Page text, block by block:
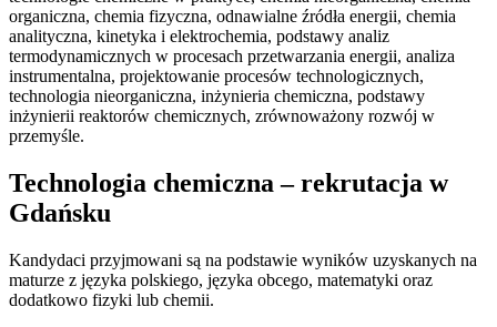
organiczna, chemia fizyczna, odnawialne źródła energii, chemia
analityczna, kinetyka i elektrochemia, podstawy analiz
termodynamicznych w procesach przetwarzania energii, analiza
instrumentalna, projektowanie procesów technologicznych,
technologia nieorganiczna, inżynieria chemiczna, podstawy
inżynierii reaktorów chemicznych, zrównoważony rozwój w
przemyśle.
Technologia chemiczna – rekrutacja w
Gdańsku
Kandydaci przyjmowani są na podstawie wyników uzyskanych na
maturze z języka polskiego, języka obcego, matematyki oraz
dodatkowo fizyki lub chemii.